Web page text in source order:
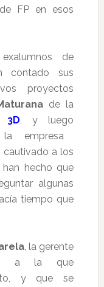
FP en esos
de
contado sus
proyectos
de la
3D , y luego
empresa
cautivado a los
hecho que
algunas
tiempo que
, la gerente
a la que
y que se